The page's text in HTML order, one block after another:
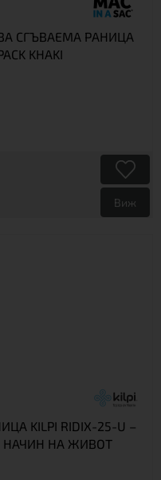
СГЪВАЕМА РАНИЦА
KHAKI
Виж
KILPI RIDIX-25-U –
НАЧИН НА ЖИВОТ